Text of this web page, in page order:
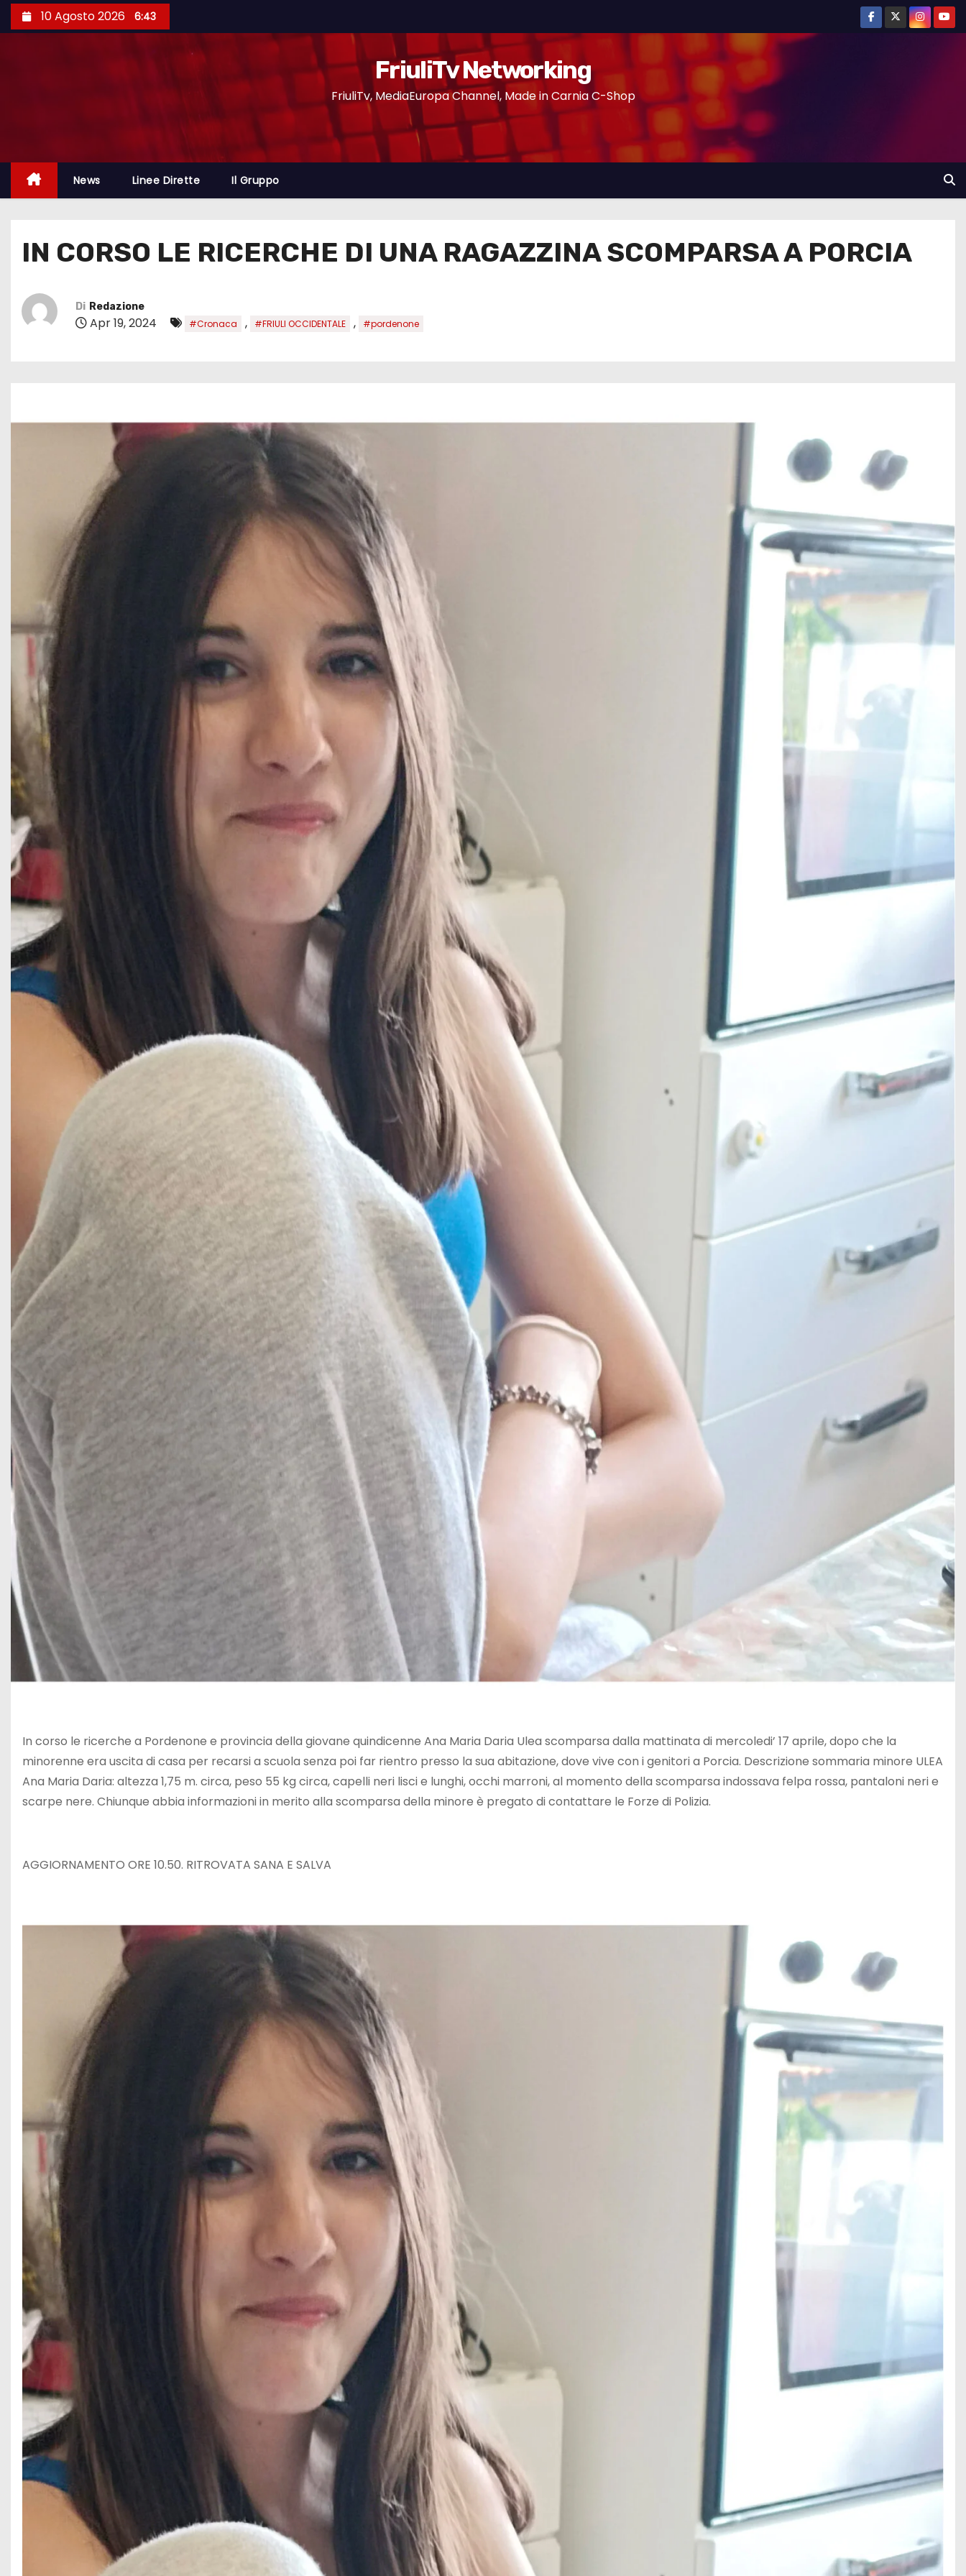
10 Agosto 2026 6:43
FriuliTv Networking
FriuliTv, MediaEuropa Channel, Made in Carnia C-Shop
News Linee Dirette Il Gruppo
IN CORSO LE RICERCHE DI UNA RAGAZZINA SCOMPARSA A PORCIA
Di Redazione
Apr 19, 2024 #Cronaca , #FRIULI OCCIDENTALE , #pordenone
In corso le ricerche a Pordenone e provincia della giovane quindicenne Ana Maria Daria Ulea scomparsa dalla mattinata di mercoledi’ 17 aprile, dopo che la
minorenne era uscita di casa per recarsi a scuola senza poi far rientro presso la sua abitazione, dove vive con i genitori a Porcia. Descrizione sommaria minore ULEA
Ana Maria Daria: altezza 1,75 m. circa, peso 55 kg circa, capelli neri lisci e lunghi, occhi marroni, al momento della scomparsa indossava felpa rossa, pantaloni neri e
scarpe nere. Chiunque abbia informazioni in merito alla scomparsa della minore è pregato di contattare le Forze di Polizia.
AGGIORNAMENTO ORE 10.50. RITROVATA SANA E SALVA